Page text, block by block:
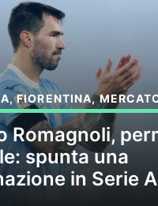
,FIORENTINA,
Romagnoli,
spunta una
in Serie